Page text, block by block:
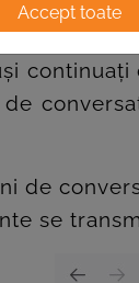
de
se
Accept toate